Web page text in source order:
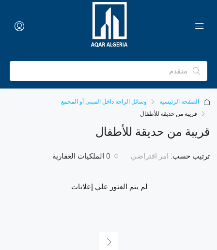
الصفحة الرئيسية
وسائل الراحة داخل المبنى أو المجمع
قريبة من حديقة للأطفال
قريبة من حديقة للأطفال
0 الملكيات العقارية ترتيب حسب: امر افتراضي
لم يتم العثور علي إعلانات.